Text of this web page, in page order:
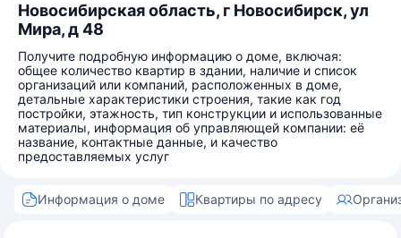
Новосибирская область, г Новосибирск, ул
Мира, д 48
Получите подробную информацию о доме, включая:
общее количество квартир в здании, наличие и список
организаций или компаний, расположенных в доме,
детальные характеристики строения, такие как год
постройки, этажность, тип конструкции и использованные
материалы, информация об управляющей компании: её
название, контактные данные, и качество
предоставляемых услуг
Информация о доме Квартиры по адресу